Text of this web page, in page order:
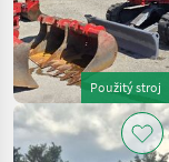
Použitý stroj